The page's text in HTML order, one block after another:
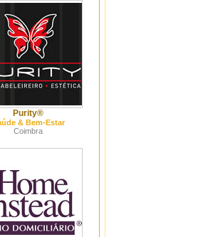
Purity®
& Bem-Estar
Coimbra